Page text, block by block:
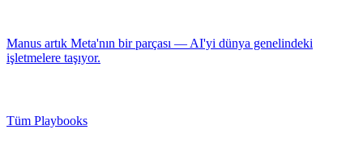
Manus artık Meta'nın bir parçası — AI'yi dünya genelindeki
işletmelere taşıyor.
Tüm Playbooks